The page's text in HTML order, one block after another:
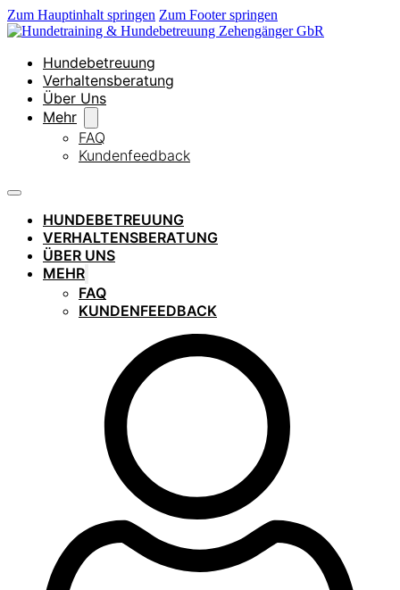
Zum Hauptinhalt springen Zum Footer springen
Hundebetreuung
Verhaltensberatung
Über Uns
Mehr
FAQ
Kundenfeedback
HUNDEBETREUUNG
VERHALTENSBERATUNG
ÜBER UNS
MEHR
FAQ
KUNDENFEEDBACK